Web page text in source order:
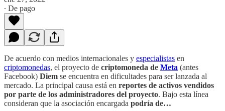
∙ De pago
De acuerdo con medios internacionales y especialistas en
criptomonedas, el proyecto de criptomoneda de Meta (antes
Facebook) Diem se encuentra en dificultades para ser lanzada al
mercado. La principal causa está en reportes de activos vendidos
por parte de los administradores del proyecto. Bajo esta línea
consideran que la asociación encargada podría de…